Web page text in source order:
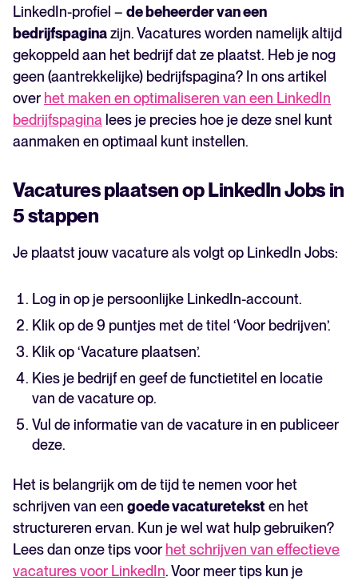
LinkedIn-profiel – de beheerder van een
bedrijfspaginazijn. Vacatures worden namelijk altijd
gekoppeld aan het bedrijf dat ze plaatst. Heb je nog
geen (aantrekkelijke) bedrijfspagina? In ons artikel
over het maken en optimaliseren van een LinkedIn
bedrijfspagina lees je precies hoe je deze snel kunt
aanmaken en optimaal kunt instellen.
Vacatures plaatsen op LinkedIn Jobs in
5 stappen
Je plaatst jouw vacature als volgt op LinkedIn Jobs:
Log in op je persoonlijke LinkedIn-account.
Klik op de 9 puntjes met de titel ‘Voor bedrijven’.
Klik op ‘Vacature plaatsen’.
Kies je bedrijf en geef de functietitel en locatie
van de vacature op.
Vul de informatie van de vacature in en publiceer
deze.
Het is belangrijk om de tijd te nemen voor het
schrijven van een goede vacatureteksten het
structureren ervan. Kun je wel wat hulp gebruiken?
Lees dan onze tips voor het schrijven van effectieve
vacatures voor LinkedIn. Voor meer tips kun je